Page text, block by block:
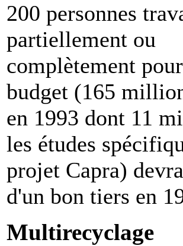
200 personnes
partiellement ou
complètement
budget (165
en 1993 dont 11
les études
projet Capra)
d'un bon tiers en
Multirecyclage